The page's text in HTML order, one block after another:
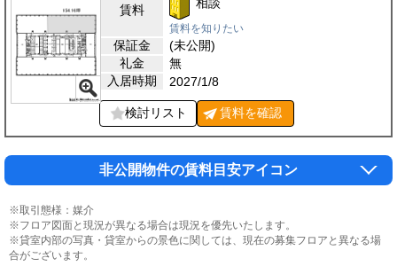
賃料
賃料を知りたい
保証金
(未公開)
礼金
無
入居時期
2027/1/8
検討リスト 賃料を確認
非公開物件の賃料目安アイコン
※取引態様：媒介
※フロア図面と現況が異なる場合は現況を優先いたします。
※貸室内部の写真・貸室からの景色に関しては、現在の募集フロアと異なる場
合がございます。